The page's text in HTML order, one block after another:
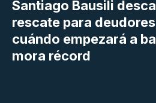
Santiago Bausili
rescate para
cuándo empezará a
mora récord